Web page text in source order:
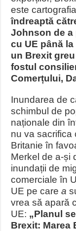
este
îndreaptă
Johnson de a
cu UE până
un Brexit
fostul
Comerțului,
Inundarea de
schimbul de
naționale din
nu va sacrifica
Britanie în
Merkel de a-și
inundații de
comerciale în
UE pe carea
vrea să apară
UE: „Planul
Brexit: Marea